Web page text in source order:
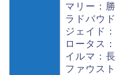
マリー：
ラドバウ
ジェイド
ロータス
イルマ：
ファウス